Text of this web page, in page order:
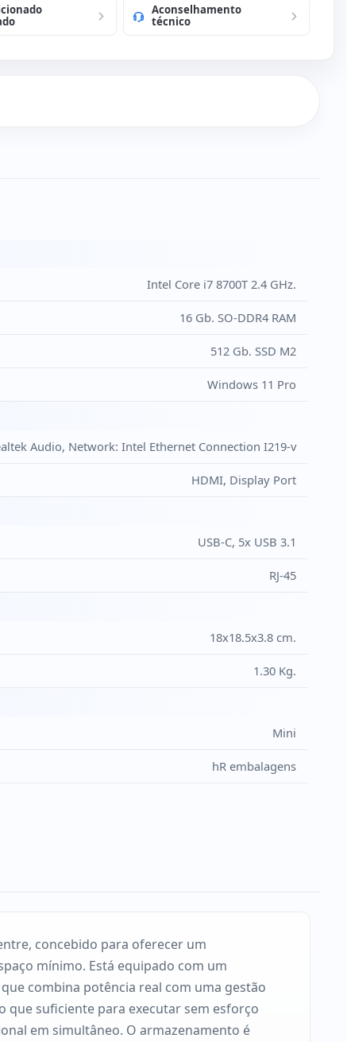
mouse USB em espanhol (Novo)Aconselhamento
técnico
Intel Core i7 8700T 2.4 GHz.
16 Gb. SO-DDR4 RAM
512 Gb. SSD M2
Windows 11 Pro
Audio, Network: Intel Ethernet Connection I219-v
HDMI, Display Port
USB-C, 5x USB 3.1
RJ-45
18x18.5x3.8 cm.
1.30 Kg.
Mini
hR embalagens
concebido para oferecer um
mínimo. Está equipado com um
combina potência real com uma gestão
que suficiente para executar sem esforço
em simultâneo. O armazenamento é